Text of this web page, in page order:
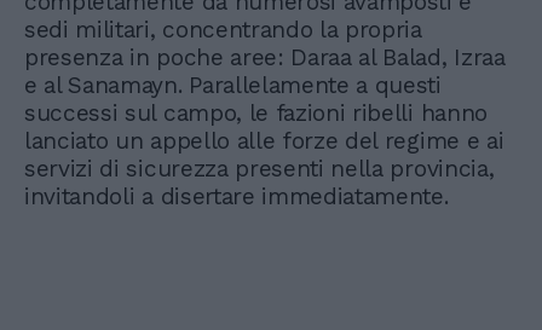
sedi militari, concentrando la propria
presenza in poche aree: Daraa al Balad, Izraa
e al Sanamayn. Parallelamente a questi
successi sul campo, le fazioni ribelli hanno
lanciato un appello alle forze del regime e ai
servizi di sicurezza presenti nella provincia,
invitandoli a disertare immediatamente.